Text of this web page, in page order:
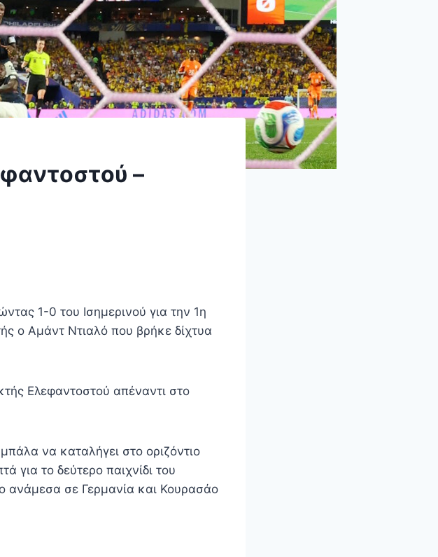
–
1-0 του Ισημερινού για την 1η
ο Αμάντ Ντιαλό που βρήκε δίχτυα
Ελεφαντοστού απέναντι στο
να καταλήγει στο οριζόντιο
για το δεύτερο παιχνίδι του
ανάμεσα σε Γερμανία και Κουρασάο